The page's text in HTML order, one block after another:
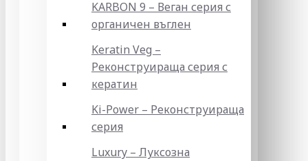
KARBON 9 – Веган серия с
органичен въглен
Keratin Veg –
Реконструираща серия с
кератин
Ki-Power – Реконструираща
серия
Luxury – Луксозна